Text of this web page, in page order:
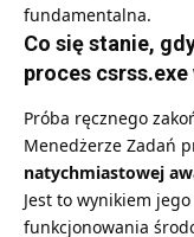
fundamentalna.
Co się stanie,
proces
Próba ręcznego
Menedżerze Zadań
natychmiastowej
Jest to wynikiem
funkcjonowania